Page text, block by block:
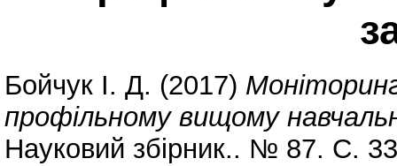
Бойчук І. Д. (2017)
профільному вищому
Науковий збірник.. № 87. С.